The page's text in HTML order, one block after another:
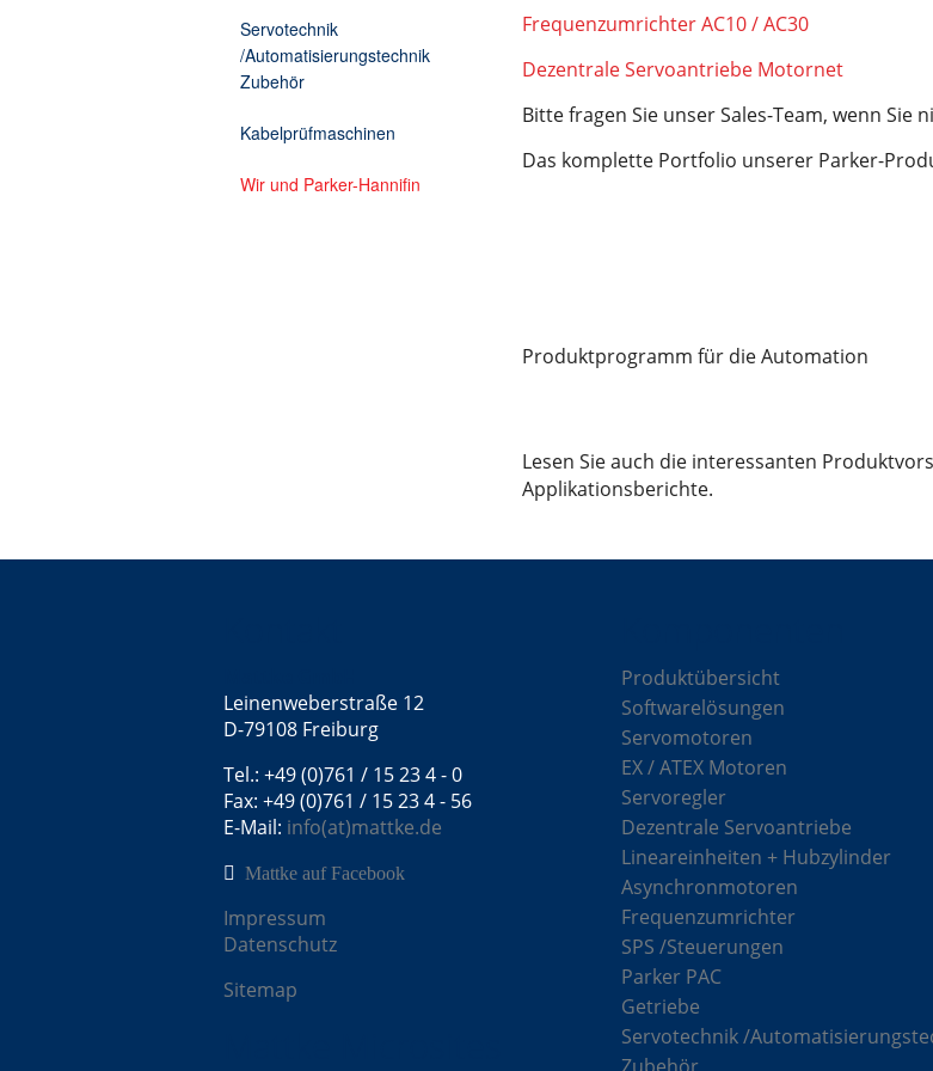
Kabelprüfmaschine Torsionstest
Servotechnik
/Automatisierungstechnik
Zubehör
Kabelprüfmaschinen
Wir und Parker-Hannifin
Frequenzumrichter AC10 / AC30
Dezentrale Servoantriebe Motornet
Bitte fragen Sie unser Sales-Team, wenn Sie
Das komplette Portfolio unserer Parker-
Produktprogramm für die Automation
Lesen Sie auch die interessanten
Applikationsberichte.
Leinenweberstraße 12
D-79108 Freiburg
Tel.: +49 (0)761 / 15 23 4 - 0
Fax: +49 (0)761 / 15 23 4 - 56
E-Mail: info(at)mattke.de
Mattke auf Facebook
Impressum
Datenschutz
Sitemap
Produktübersicht
Softwarelösungen
Servomotoren
EX / ATEX Motoren
Servoregler
Dezentrale Servoantriebe
Lineareinheiten + Hubzylinder
Asynchronmotoren
Frequenzumrichter
SPS /Steuerungen
Parker PAC
Getriebe
Servotechnik /